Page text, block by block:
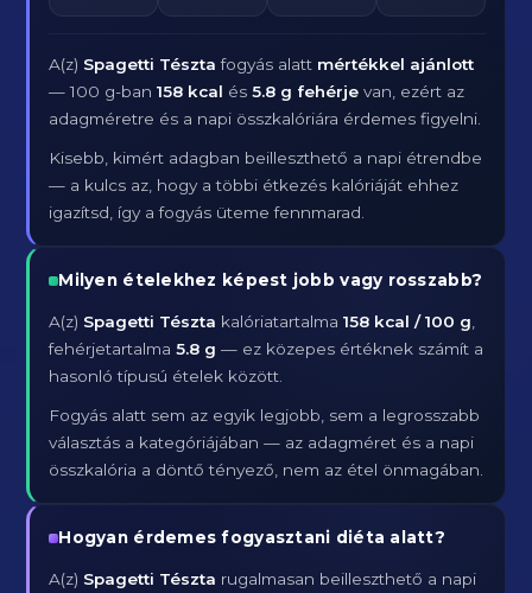
A(z) Spagetti Tészta fogyás alatt mértékkel ajánlott
— 100 g-ban158 kcal és5.8 g fehérje van, ezért az
adagméretre és a napi összkalóriára érdemes figyelni.
Kisebb, kimért adagban beilleszthető a napi étrendbe
— a kulcs az, hogy a többi étkezés kalóriáját ehhez
igazítsd, így a fogyás üteme fennmarad.
Milyen ételekhez képest jobb vagy rosszabb?
A(z) Spagetti Tészta kalóriatartalma158 kcal / 100 g
fehérjetartalma5.8 g — ez közepes értéknek számít a
hasonló típusú ételek között.
Fogyás alatt sem az egyik legjobb, sem a legrosszabb
választás a kategóriájában — az adagméret és a napi
összkalória a döntő tényező, nem az étel önmagában.
Hogyan érdemes fogyasztani diéta alatt?
A(z) Spagetti Tészta rugalmasan beilleszthető a napi